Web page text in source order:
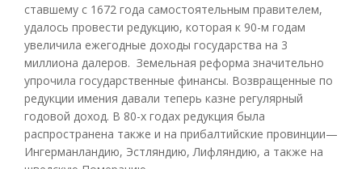
ставшему с 1672 года самостоятельным правителем,
удалось провести редукцию, которая к 90-м годам
увеличила ежегодные доходы государства на 3
миллиона далеров. Земельная реформа значительно
упрочила государственные финансы. Возвращенные по
редукции имения давали теперь казне регулярный
годовой доход. В 80-х годах редукция была
распространена также и на прибалтийские провинции—
Ингерманландию, Эстляндию, Лифляндию, а также на